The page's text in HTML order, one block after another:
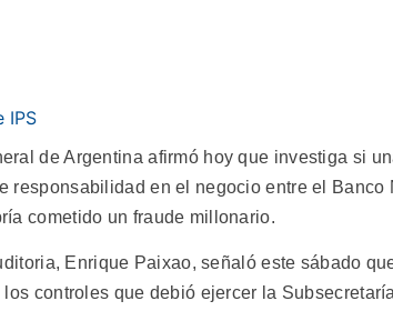
IPS
de Argentina afirmó hoy que investiga si
responsabilidad en el negocio entre el Banco
cometido un fraude millonario.
Enrique Paixao, señaló este sábado
controles que debió ejercer la